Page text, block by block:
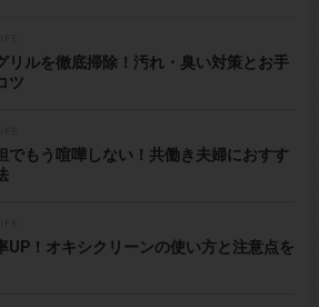
リルを徹底掃除！汚れ・臭い対策とお手
ツ
でもう喧嘩しない！共働き夫婦におすす
UP！オキシクリーンの使い方と注意点を